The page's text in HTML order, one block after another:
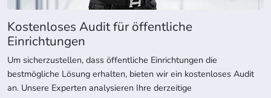
Kostenloses Audit für öffentliche
Einrichtungen
Um sicherzustellen, dass öffentliche Einrichtungen die
bestmögliche Lösung erhalten, bieten wir ein kostenloses Audit
an. Unsere Experten analysieren Ihre derzeitige